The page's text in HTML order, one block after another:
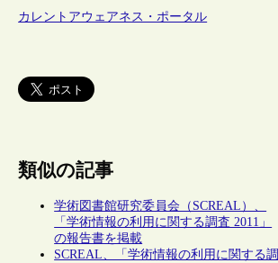
カレントアウェアネス・ポータル
類似の記事
学術図書館研究委員会（SCREAL）、
「学術情報の利用に関する調査 2011」
の報告書を掲載
SCREAL、「学術情報の利用に関する調